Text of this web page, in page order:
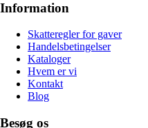
Information
Skatteregler for gaver
Handelsbetingelser
Kataloger
Hvem er vi
Kontakt
Blog
Besøg os